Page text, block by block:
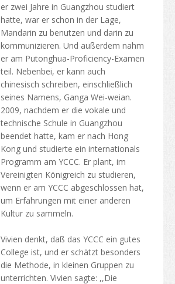
er zwei Jahre in Guangzhou studiert
hatte, war er schon in der Lage,
Mandarin zu benutzen und darin zu
kommunizieren. Und außerdem nahm
er am Putonghua-Proficiency-Examen
teil. Nebenbei, er kann auch
chinesisch schreiben, einschließlich
seines Namens, Ganga Wei-weian.
2009, nachdem er die vokale und
technische Schule in Guangzhou
beendet hatte, kam er nach Hong
Kong und studierte ein internationals
Programm am YCCC. Er plant, im
Vereinigten Königreich zu studieren,
wenn er am YCCC abgeschlossen hat,
um Erfahrungen mit einer anderen
Kultur zu sammeln.
Vivien denkt, daß das YCCC ein gutes
College ist, und er schätzt besonders
die Methode, in kleinen Gruppen zu
unterrichten. Vivien sagte: ,,Die